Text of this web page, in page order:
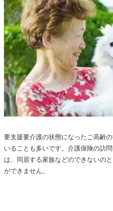
要支援要介護の状態になったご高齢
いることも多いです。介護保険の訪
は、同居する家族などのできないの
ができません。